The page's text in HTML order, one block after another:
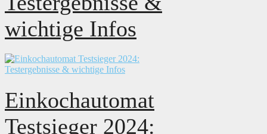
wichtige Infos
Einkochautomat
Testsieger 2024: